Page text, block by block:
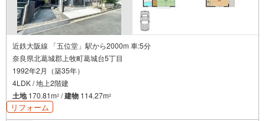
近鉄大阪線 「五位堂」駅から2000m 車:5分
奈良県北葛城郡上牧町葛城台5丁目
1992年2月（築35年）
4LDK / 地上2階建
土地170.81m2 /建物 114.27m2
リフォーム